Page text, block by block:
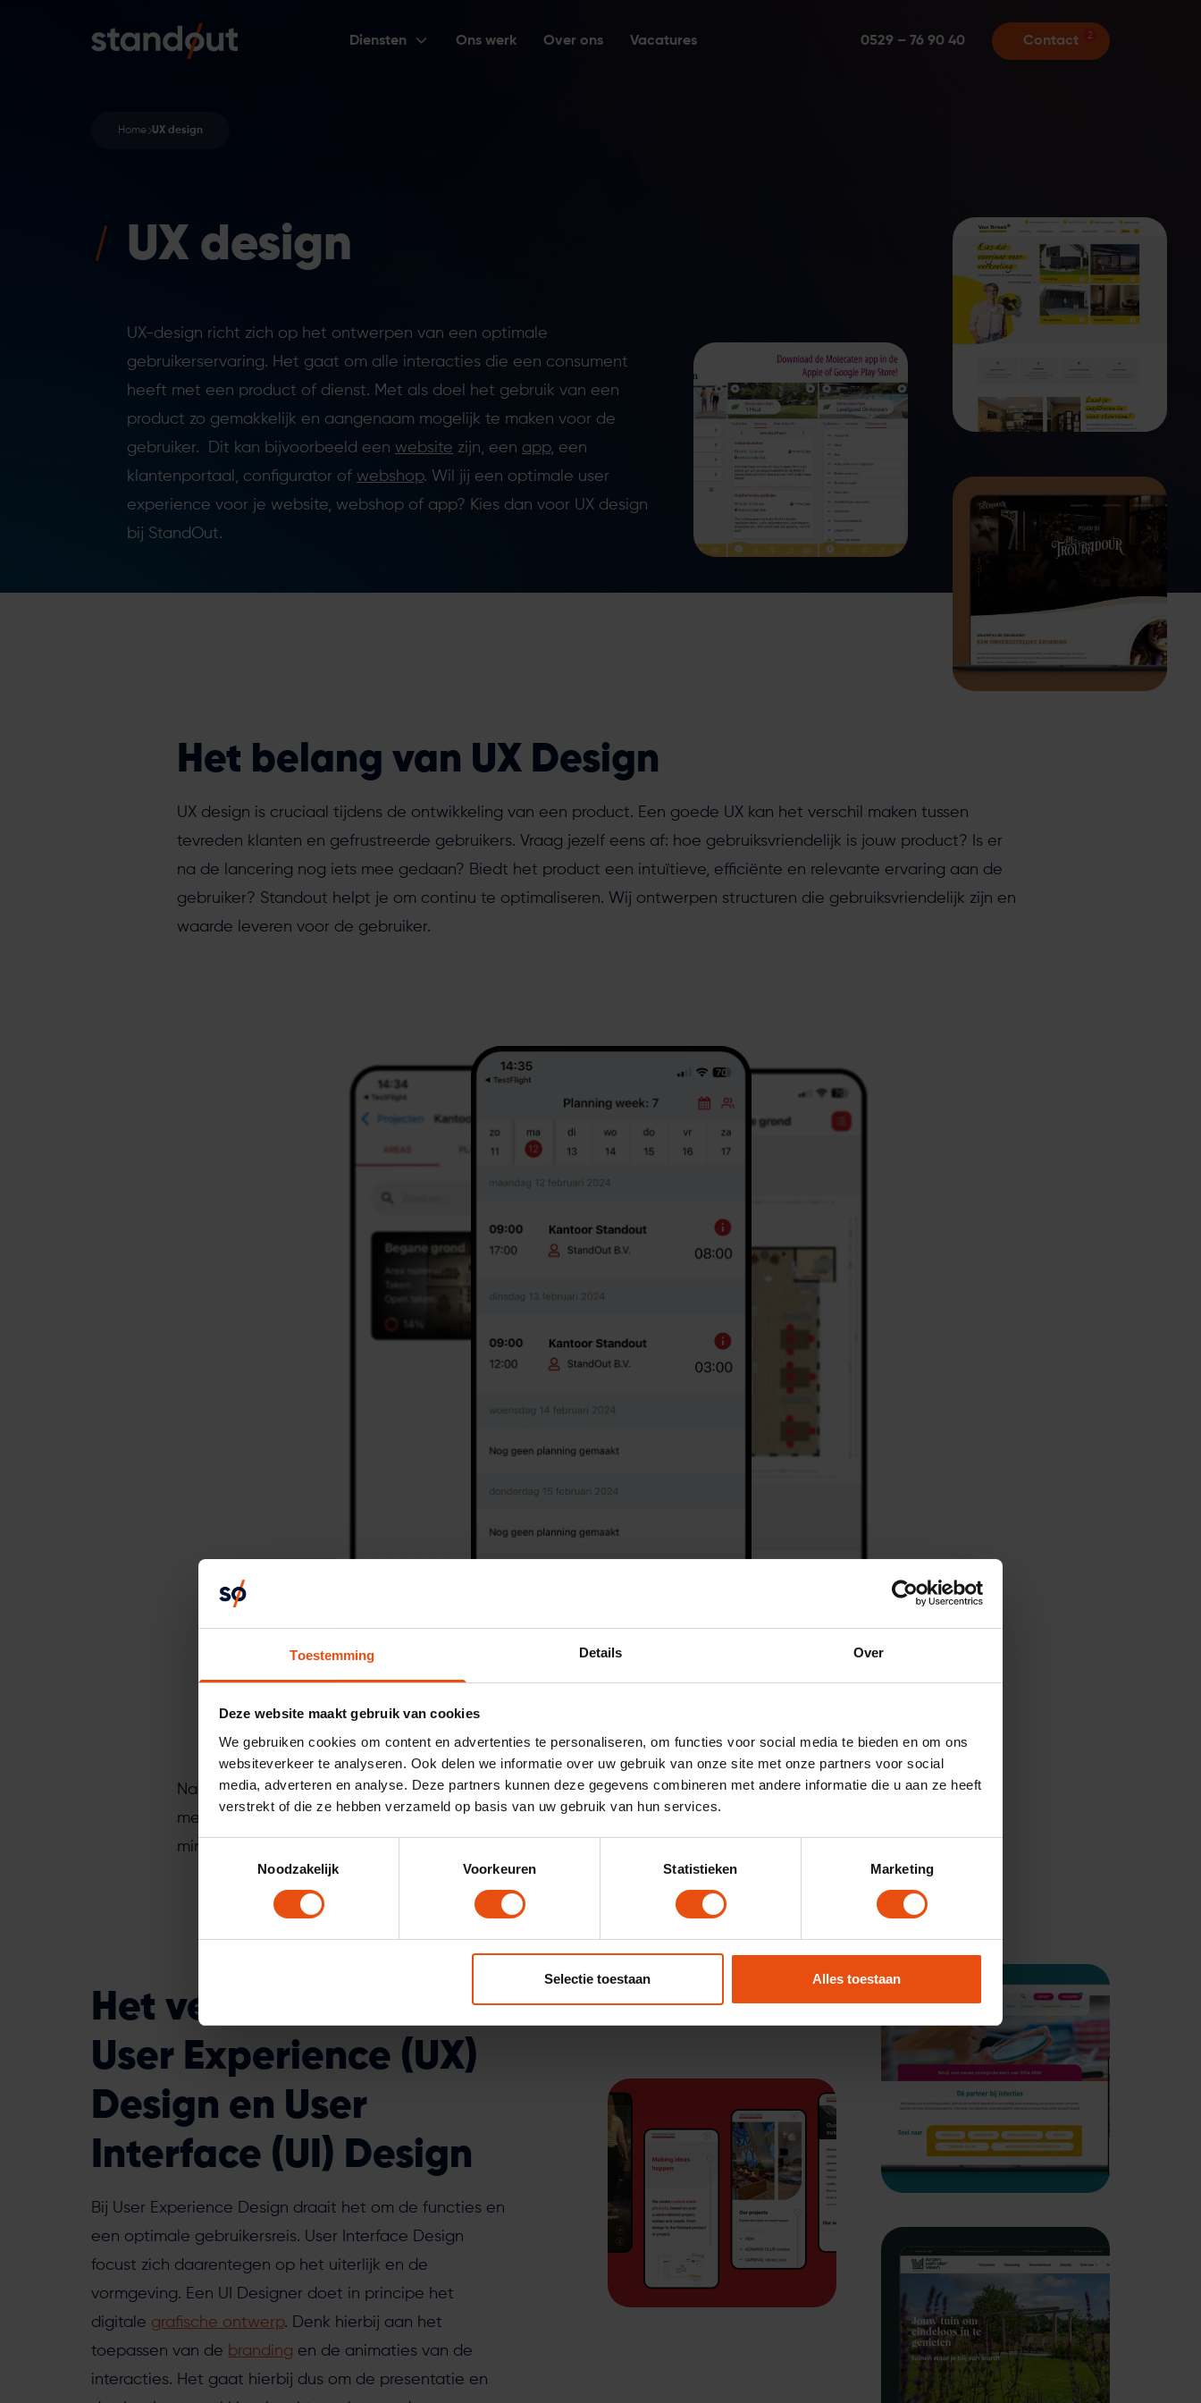
Toestemming Details Over
Deze website maakt gebruik van cookies
We gebruiken cookies om content en advertenties te personaliseren, om functies voor social media te bieden en om ons
websiteverkeer te analyseren. Ook delen we informatie over uw gebruik van onze site met onze partners voor social
media, adverteren en analyse. Deze partners kunnen deze gegevens combineren met andere informatie die u aan ze heeft
verstrekt of die ze hebben verzameld op basis van uw gebruik van hun services.
Toestemmingsselectie
Noodzakelijk
Voorkeuren Statistieken Marketing
Selectie toestaan Alles toestaan
Diensten Ons werk Over ons Vacatures 2
0529 – 76 90 40 Contact
Home UX design
UX design
UX-design richt zich op het ontwerpen van een optimale
gebruikerservaring. Het gaat om alle interacties die een consument
heeft met een product of dienst. Met als doel het gebruik van een
product zo gemakkelijk en aangenaam mogelijk te maken voor de
gebruiker. Dit kan bijvoorbeeld een website zijn, een app, een
klantenportaal, configurator of webshop. Wil jij een optimale user
experience voor je website, webshop of app? Kies dan voor UX design
bij StandOut.
Het belang van UX Design
UX design is cruciaal tijdens de ontwikkeling van een product. Een goede UX kan het verschil maken tussen
tevreden klanten en gefrustreerde gebruikers. Vraag jezelf eens af: hoe gebruiksvriendelijk is jouw product? Is er
na de lancering nog iets mee gedaan? Biedt het product een intuïtieve, efficiënte en relevante ervaring aan de
gebruiker? Standout helpt je om continu te optimaliseren. Wij ontwerpen structuren die gebruiksvriendelijk zijn en
waarde leveren voor de gebruiker.
Naast tevreden gebruikers kunnen ook de bedrijfsresultaten verbeteren door goede UX. Met hogere conversie,
meer klantloyaliteit en een betere reputatie. Of het helpt om supportkosten te verlagen, doordat gebruikers
minder problemen ondervinden en gemakkelijker hun weg vinden in het product.
Het verschil tussen
User Experience (UX)
Design en User
Interface (UI) Design
Bij User Experience Design draait het om de functies en
een optimale gebruikersreis. User Interface Design
focust zich daarentegen op het uiterlijk en de
vormgeving. Een UI Designer doet in principe het
digitale grafische ontwerp. Denk hierbij aan het
toepassen van de branding en de animaties van de
interacties. Het gaat hierbij dus om de presentatie en